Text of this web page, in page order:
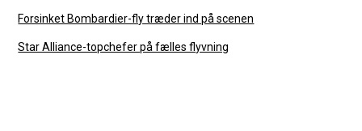
Forsinket Bombardier-fly træder ind på scenen
Star Alliance-topchefer på fælles flyvning